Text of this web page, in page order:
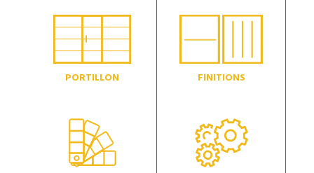
PORTILLON FINITIONS